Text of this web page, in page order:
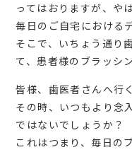
ってはおりますが、や
毎日のご自宅における
そこで、いちょう通り
て、患者様のブラッシ
皆様、歯医者さんへ行
その時、いつもより念
ではないでしょうか？
これはつまり、毎日の